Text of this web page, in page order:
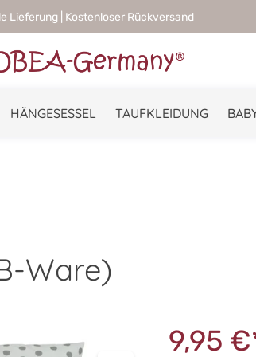
Lieferung | Kostenloser Rückversand
HÄNGESESSEL TAUFKLEIDUNG
Ware)
9,95